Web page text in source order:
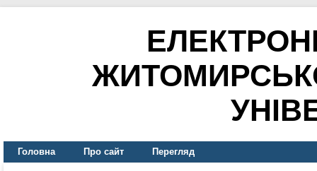
Головна Про сайт Перегляд